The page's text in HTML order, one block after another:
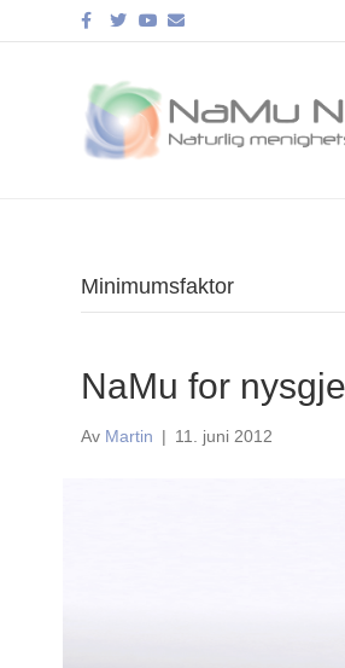
Facebook
TwitterYoutube
Email
Minimumsfaktor
NaMu for
Av Martin | 11. juni 2012